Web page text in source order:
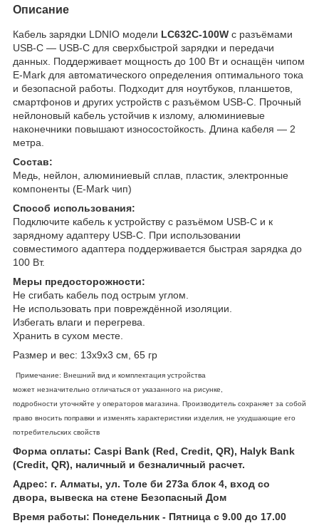
Описание
Кабель зарядки LDNIO модели LC632C-100W с разъёмами
USB-C — USB-C для сверхбыстрой зарядки и передачи
данных. Поддерживает мощность до 100 Вт и оснащён чипом
E-Mark для автоматического определения оптимального тока
и безопасной работы. Подходит для ноутбуков, планшетов,
смартфонов и других устройств с разъёмом USB-C. Прочный
нейлоновый кабель устойчив к излому, алюминиевые
наконечники повышают износостойкость. Длина кабеля — 2
метра.
Состав:
Медь, нейлон, алюминиевый сплав, пластик, электронные
компоненты (E-Mark чип)
Способ использования:
Подключите кабель к устройству с разъёмом USB-C и к
зарядному адаптеру USB-C. При использовании
совместимого адаптера поддерживается быстрая зарядка до
100 Вт.
Меры предосторожности:
Не сгибать кабель под острым углом.
Не использовать при повреждённой изоляции.
Избегать влаги и перегрева.
Хранить в сухом месте.
Размер и вес: 13х9х3 см, 65 гр
Примечание: Внешний вид и комплектация устройства
может незначительно отличаться от указанного на рисунке,
подробности уточняйте у операторов магазина. Производитель сохраняет за собой
право вносить поправки и изменять характеристики изделия, не ухудшающие его
потребительских свойств
Форма оплаты: Caspi Bank (Red, Credit, QR), Halyk Bank
(Credit, QR), наличный и безналичный расчет.
Адрес: г. Алматы, ул. Толе би 273а блок 4, вход со
двора, вывеска на стене Безопасный Дом
Время работы: Понедельник - Пятница с 9.00 до 17.00